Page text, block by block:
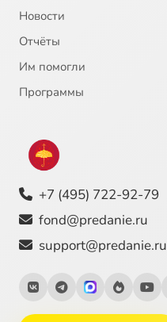
Новости
Отчёты
Им помогли
Программы
+7 (495) 722-92-79
fond@predanie.ru
support@predanie.ru